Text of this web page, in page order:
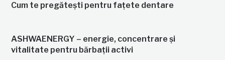
Cum te pregătești pentru fațete dentare
ASHWAENERGY – energie, concentrare și
vitalitate pentru bărbații activi